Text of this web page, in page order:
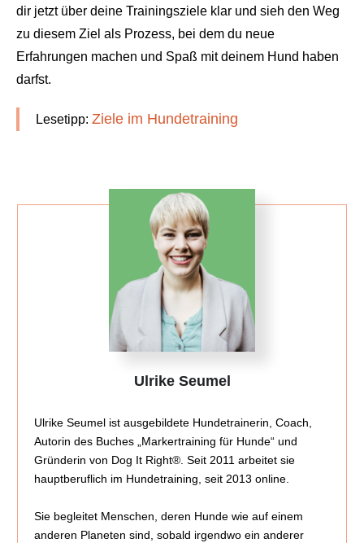
dir jetzt über deine Trainingsziele klar und sieh den Weg
zu diesem Ziel als Prozess, bei dem du neue
Erfahrungen machen und Spaß mit deinem Hund haben
darfst.
Lesetipp: Ziele im Hundetraining
Ulrike Seumel
Ulrike Seumel ist ausgebildete Hundetrainerin, Coach,
Autorin des Buches „Markertraining für Hunde“ und
Gründerin von Dog It Right®. Seit 2011 arbeitet sie
hauptberuflich im Hundetraining, seit 2013 online.
Sie begleitet Menschen, deren Hunde wie auf einem
anderen Planeten sind, sobald irgendwo ein anderer